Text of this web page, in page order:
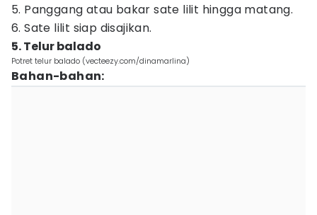
5. Panggang atau bakar sate lilit hingga matang.
6. Sate lilit siap disajikan.
5. Telur balado
Potret telur balado (vecteezy.com/dinamarlina)
Bahan-bahan: